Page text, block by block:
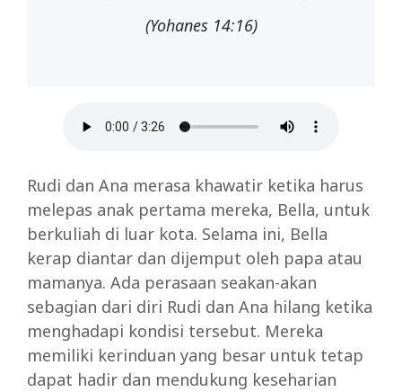
(Yohanes 14:16)
Rudi dan Ana merasa khawatir ketika harus
melepas anak pertama mereka, Bella, untuk
berkuliah di luar kota. Selama ini, Bella
kerap diantar dan dijemput oleh papa atau
mamanya. Ada perasaan seakan-akan
sebagian dari diri Rudi dan Ana hilang ketika
menghadapi kondisi tersebut. Mereka
memiliki kerinduan yang besar untuk tetap
dapat hadir dan mendukung keseharian